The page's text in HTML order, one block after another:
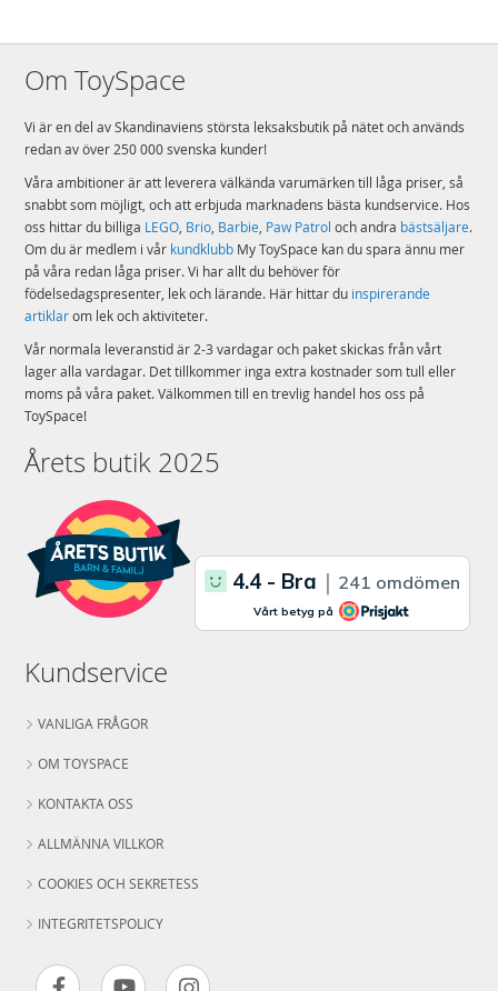
Om ToySpace
Vi är en del av Skandinaviens största leksaksbutik på nätet och används
redan av över 250 000 svenska kunder!
Våra ambitioner är att leverera välkända varumärken till låga priser, så
snabbt som möjligt, och att erbjuda marknadens bästa kundservice. Hos
oss hittar du billiga LEGO, Brio, Barbie, Paw Patrol och andra bästsäljare.
Om du är medlem i vår kundklubb My ToySpace kan du spara ännu mer
på våra redan låga priser. Vi har allt du behöver för
födelsedagspresenter, lek och lärande. Här hittar du inspirerande
artiklarom lek och aktiviteter.
Vår normala leveranstid är 2-3 vardagar och paket skickas från vårt
lager alla vardagar. Det tillkommer inga extra kostnader som tull eller
moms på våra paket. Välkommen till en trevlig handel hos oss på
ToySpace!
Årets butik 2025
Kundservice
VANLIGA FRÅGOR
OM TOYSPACE
KONTAKTA OSS
ALLMÄNNA VILLKOR
COOKIES OCH SEKRETESS
INTEGRITETSPOLICY